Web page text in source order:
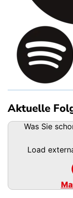
Aktuelle
PodigeeWas Sie
Load